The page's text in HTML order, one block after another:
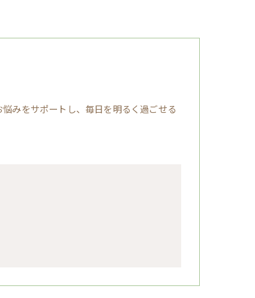
みをサポートし、毎日を明るく過ごせる